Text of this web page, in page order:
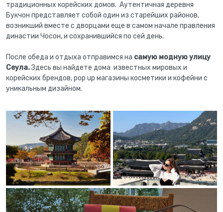
традиционных корейских домов. Аутентичная деревня
Букчон представляет собой один из старейших районов,
возникший вместе с дворцами еще в самом начале правления
династии Чосон, и сохранившийся по сей день.
После обеда и отдыха отправимся на самую модную улицу
Сеула.Здесь вы найдете дома известных мировых и
корейских брендов, pop up магазины косметики и кофейни с
уникальным дизайном.